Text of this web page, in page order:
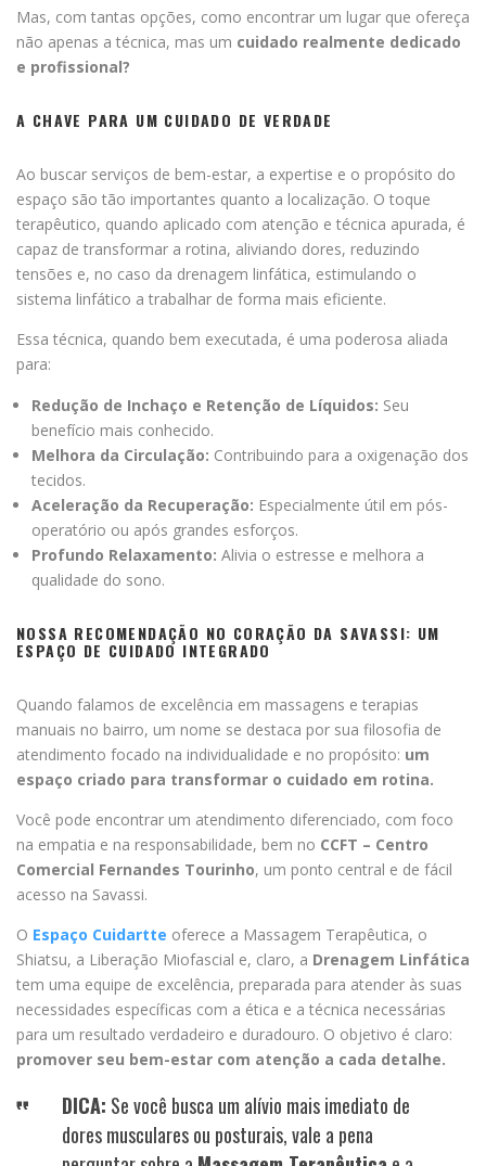
Mas, com tantas opções, como encontrar um lugar que ofereça
não apenas a técnica, mas um cuidado realmente dedicado
e profissional?
A CHAVE PARA UM CUIDADO DE VERDADE
Ao buscar serviços de bem-estar, a expertise e o propósito do
espaço são tão importantes quanto a localização. O toque
terapêutico, quando aplicado com atenção e técnica apurada, é
capaz de transformar a rotina, aliviando dores, reduzindo
tensões e, no caso da drenagem linfática, estimulando o
sistema linfático a trabalhar de forma mais eficiente.
Essa técnica, quando bem executada, é uma poderosa aliada
para:
Redução de Inchaço e Retenção de Líquidos: Seu
benefício mais conhecido.
Melhora da Circulação: Contribuindo para a oxigenação dos
tecidos.
Aceleração da Recuperação: Especialmente útil em pós-
operatório ou após grandes esforços.
Profundo Relaxamento: Alivia o estresse e melhora a
qualidade do sono.
NOSSA RECOMENDAÇÃO NO CORAÇÃO DA SAVASSI: UM
ESPAÇO DE CUIDADO INTEGRADO
Quando falamos de excelência em massagens e terapias
manuais no bairro, um nome se destaca por sua filosofia de
atendimento focado na individualidade e no propósito: um
espaço criado para transformar o cuidado em rotina.
Você pode encontrar um atendimento diferenciado, com foco
na empatia e na responsabilidade, bem no CCFT – Centro
Comercial Fernandes Tourinho, um ponto central e de fácil
acesso na Savassi.
O Espaço Cuidartte oferece a Massagem Terapêutica, o
Shiatsu, a Liberação Miofascial e, claro, a Drenagem Linfática
tem uma equipe de excelência, preparada para atender às suas
necessidades específicas com a ética e a técnica necessárias
para um resultado verdadeiro e duradouro. O objetivo é claro:
promover seu bem-estar com atenção a cada detalhe.
DICA: Se você busca um alívio mais imediato de
dores musculares ou posturais, vale a pena